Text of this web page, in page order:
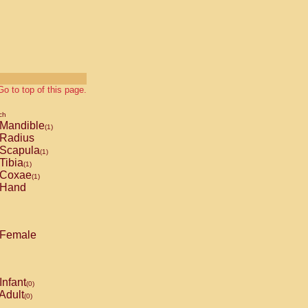
to top of this page.
Mandible(1)
Radius
Scapula(1)
Tibia(1)
Coxae(1)
Hand
Female
Infant(0)
(0)